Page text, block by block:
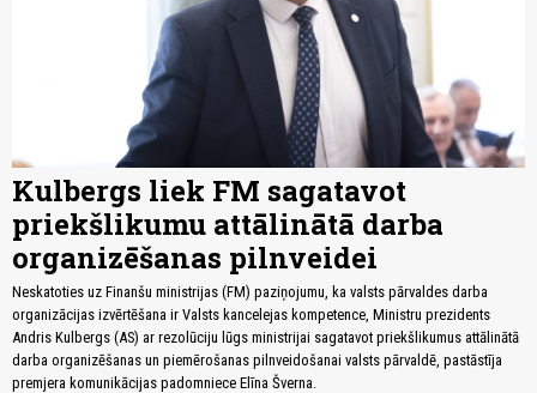
Kulbergs liek FM sagatavot
priekšlikumu attālinātā darba
organizēšanas pilnveidei
Neskatoties uz Finanšu ministrijas (FM) paziņojumu, ka valsts pārvaldes darba
organizācijas izvērtēšana ir Valsts kancelejas kompetence, Ministru prezidents
Andris Kulbergs (AS) ar rezolūciju lūgs ministrijai sagatavot priekšlikumus attālinātā
darba organizēšanas un piemērošanas pilnveidošanai valsts pārvaldē, pastāstīja
premjera komunikācijas padomniece Elīna Šverna.